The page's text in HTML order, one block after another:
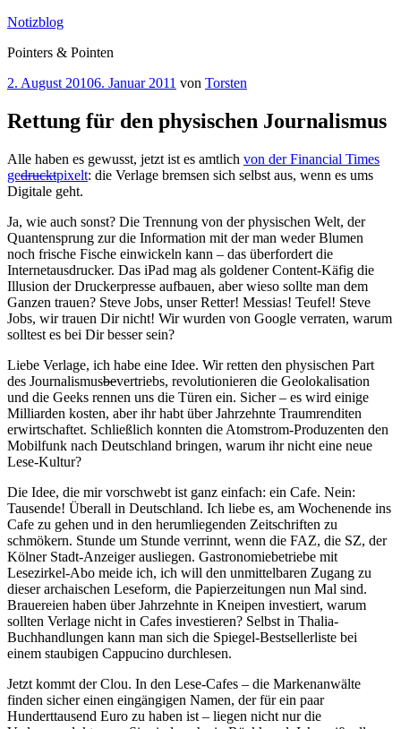
Zum
springen
Notizblog
Pointers & Pointen
Veröffentlicht
2. August 20106. Januar 2011 von Torsten
Rettung für den physischen Journalismus
Alle haben es gewusst, jetzt ist es amtlich von der Financial Times
gedrucktpixelt: die Verlage bremsen sich selbst aus, wenn es ums
Digitale geht.
Ja, wie auch sonst? Die Trennung von der physischen Welt, der
Quantensprung zur die Information mit der man weder Blumen
noch frische Fische einwickeln kann – das überfordert die
Internetausdrucker. Das iPad mag als goldener Content-Käfig die
Illusion der Druckerpresse aufbauen, aber wieso sollte man dem
Ganzen trauen? Steve Jobs, unser Retter! Messias! Teufel! Steve
Jobs, wir trauen Dir nicht! Wir wurden von Google verraten, warum
solltest es bei Dir besser sein?
Liebe Verlage, ich habe eine Idee. Wir retten den physischen Part
des Journalismusbevertriebs, revolutionieren die Geolokalisation
und die Geeks rennen uns die Türen ein. Sicher – es wird einige
Milliarden kosten, aber ihr habt über Jahrzehnte Traumrenditen
erwirtschaftet. Schließlich konnten die Atomstrom-Produzenten den
Mobilfunk nach Deutschland bringen, warum ihr nicht eine neue
Lese-Kultur?
Die Idee, die mir vorschwebt ist ganz einfach: ein Cafe. Nein:
Tausende! Überall in Deutschland. Ich liebe es, am Wochenende ins
Cafe zu gehen und in den herumliegenden Zeitschriften zu
schmökern. Stunde um Stunde verrinnt, wenn die FAZ, die SZ, der
Kölner Stadt-Anzeiger ausliegen. Gastronomiebetriebe mit
Lesezirkel-Abo meide ich, ich will den unmittelbaren Zugang zu
dieser archaischen Leseform, die Papierzeitungen nun Mal sind.
Brauereien haben über Jahrzehnte in Kneipen investiert, warum
sollten Verlage nicht in Cafes investieren? Selbst in Thalia-
Buchhandlungen kann man sich die Spiegel-Bestsellerliste bei
einem staubigen Cappucino durchlesen.
Jetzt kommt der Clou. In den Lese-Cafes – die Markenanwälte
finden sicher einen eingängigen Namen, der für ein paar
Hunderttausend Euro zu haben ist – liegen nicht nur die